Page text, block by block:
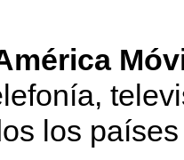
los